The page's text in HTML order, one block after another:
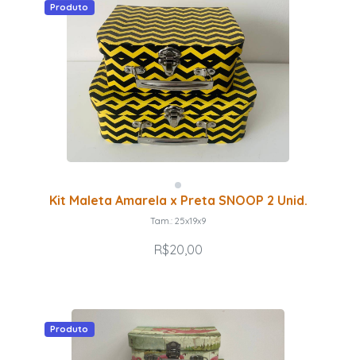
Kit Maleta Amarela x Preta SNOOP 2 Unid.
Produto
Tam.: 25x19x9
R$20,00
Produto